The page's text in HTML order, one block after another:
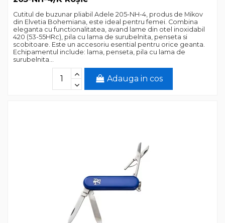
Cutitul de buzunar pliabil Adele 205-NH-4, produs de Mikov
din Elvetia Bohemiana, este ideal pentru femei. Combina
eleganta cu functionalitatea, avand lame din otel inoxidabil
420 (53-55HRc), pila cu lama de surubelnita, penseta si
scobitoare. Este un accesoriu esential pentru orice geanta.
Echipamentul include: lama, penseta, pila cu lama de
surubelnita...
Adauga in cos